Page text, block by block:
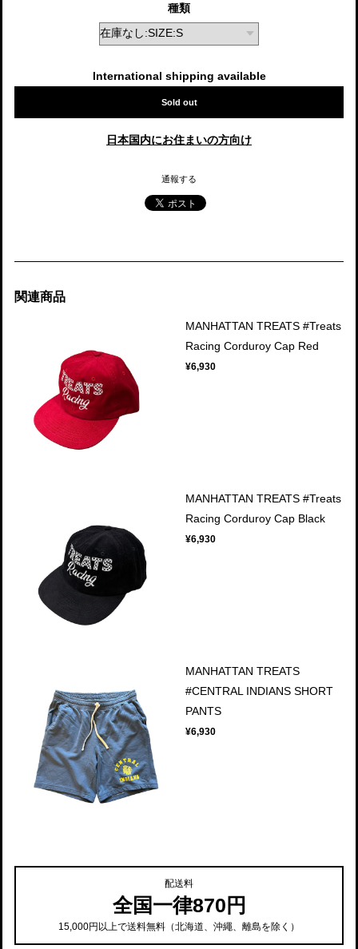
種類
International shipping available
Sold out
日本国内にお住まいの方向け
通報する
関連商品
MANHATTAN TREATS #Treats
Racing Corduroy Cap Red
¥6,930
MANHATTAN TREATS #Treats
Racing Corduroy Cap Black
¥6,930
MANHATTAN TREATS
#CENTRAL INDIANS SHORT
PANTS
¥6,930
配送料
全国一律870円
15,000円以上で送料無料（北海道、沖繩、離島を除く）